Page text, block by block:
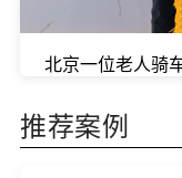
北京一位老人骑
推荐案例